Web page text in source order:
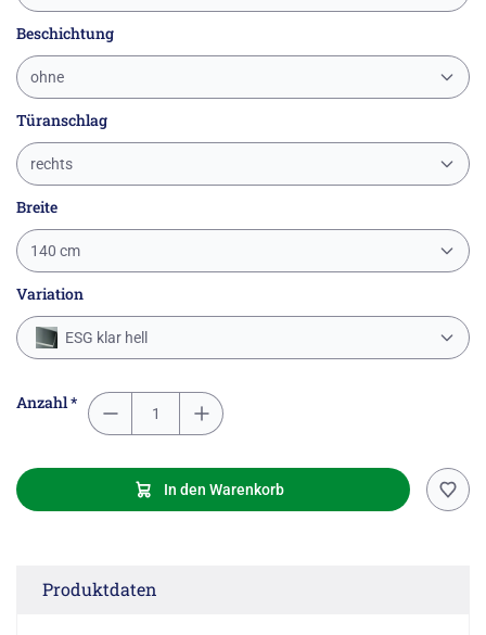
Beschichtung
ohne
Türanschlag
rechts
Breite
140 cm
Variation
ESG klar hell
Anzahl *
In den Warenkorb
Produktdaten